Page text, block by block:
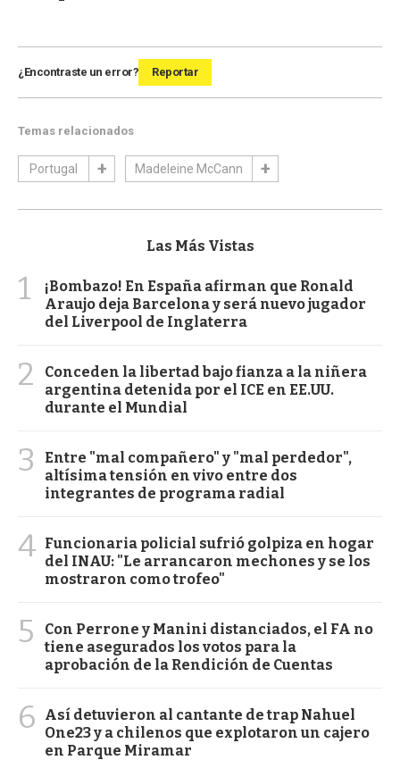
¿Encontraste un error? Reportar
Temas relacionados
Portugal Madeleine McCann
Las Más Vistas
1
¡Bombazo! En España afirman que Ronald
Araujo deja Barcelona y será nuevo jugador
del Liverpool de Inglaterra
2
Conceden la libertad bajo fianza a la niñera
argentina detenida por el ICE en EE.UU.
durante el Mundial
3
Entre "mal compañero" y "mal perdedor",
altísima tensión en vivo entre dos
integrantes de programa radial
4 Funcionaria policial sufrió golpiza en hogar
del INAU: "Le arrancaron mechones y se los
mostraron como trofeo"
5
Con Perrone y Manini distanciados, el FA no
tiene asegurados los votos para la
aprobación de la Rendición de Cuentas
6
Así detuvieron al cantante de trap Nahuel
One23 y a chilenos que explotaron un cajero
en Parque Miramar